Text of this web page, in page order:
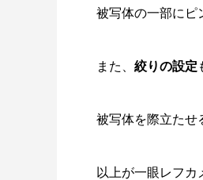
被写体の一部にピ
また、 絞りの設定
被写体を際立たせ
以上が一眼レフカ